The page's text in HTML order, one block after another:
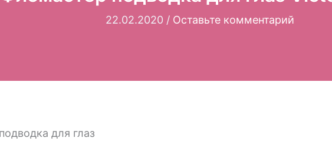
22.02.2020 / Оставьте комментарий